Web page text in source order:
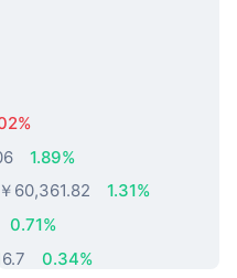
ドアセット
1.89%
￥60,361.82
1.31%
0.71%
0.34%